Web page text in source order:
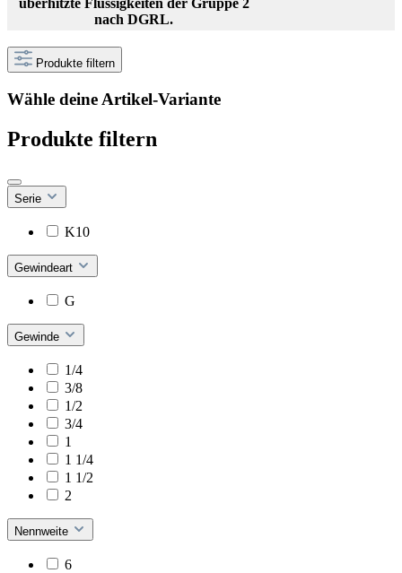
überhitzte Flüssigkeiten der Gruppe 2
nach DGRL.
Produkte filtern
Wähle deine Artikel-Variante
Produkte filtern
Serie
K10
Gewindeart
G
Gewinde
1/4
3/8
1/2
3/4
1
1 1/4
1 1/2
2
Nennweite
6